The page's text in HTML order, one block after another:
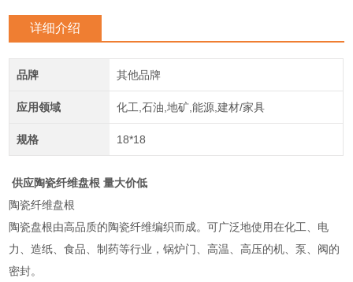
详细介绍
品牌 其他品牌
应用领域 化工,石油,地矿,能源,建材/家具
规格 18*18
供应陶瓷纤维盘根 量大价低
陶瓷纤维盘根
陶瓷盘根由高品质的陶瓷纤维编织而成。可广泛地使用在化工、电
力、造纸、食品、制药等行业，锅炉门、高温、高压的机、泵、阀的
密封。